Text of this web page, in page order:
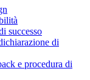
successo
di
e procedura di